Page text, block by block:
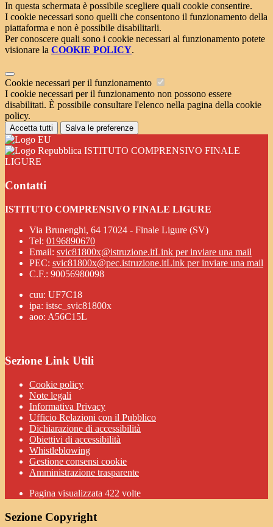
In questa schermata è possibile scegliere quali cookie consentire.
I cookie necessari sono quelli che consentono il funzionamento della
piattaforma e non è possibile disabilitarli.
Per conoscere quali sono i cookie necessari al funzionamento potete
visionare la COOKIE POLICY.
Cookie necessari per il funzionamento
I cookie necessari per il funzionamento non possono essere
disabilitati. È possibile consultare l'elenco nella pagina della cookie
policy.
Accetta tutti Salva le preferenze
ISTITUTO COMPRENSIVO FINALE
LIGURE
Contatti
ISTITUTO COMPRENSIVO FINALE LIGURE
Via Brunenghi, 64 17024 - Finale Ligure (SV)
Tel: 0196890670
Email: svic81800x@istruzione.itLink per inviare una mail
PEC: svic81800x@pec.istruzione.itLink per inviare una mail
C.F.: 90056980098
cuu: UF7C18
ipa: istsc_svic81800x
aoo: A56C15L
Sezione Link Utili
Cookie policy
Note legali
Informativa Privacy
Ufficio Relazioni con il Pubblico
Dichiarazione di accessibilità
Obiettivi di accessibilità
Whistleblowing
Gestione consensi cookie
Amministrazione trasparente
Pagina visualizzata 422 volte
Sezione Copyright